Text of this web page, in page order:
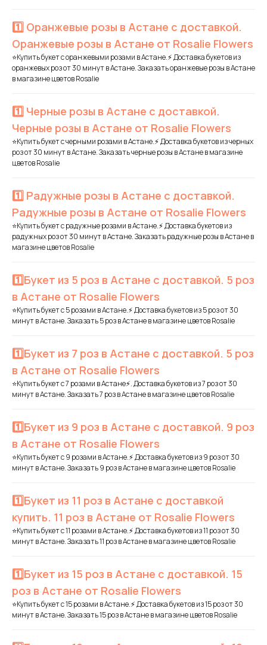
1️⃣ Оранжевые розы в Астане с доставкой.
Оранжевые розы в Астане от Rosalie Flowers
⭐Купить букет с оранжевыми розами в Астане.⚡ Доставка букетов из
оранжевых роз от 30 минут в Астане. Заказать оранжевые розы в Астане
в магазине цветов Rosalie
1️⃣ Черные розы в Астане с доставкой.
Черные розы в Астане от Rosalie Flowers
⭐Купить букет с черными розами в Астане.⚡ Доставка букетов из черных
роз от 30 минут в Астане. Заказать черные розы в Астане в магазине
цветов Rosalie
1️⃣ Радужные розы в Астане с доставкой.
Радужные розы в Астане от Rosalie Flowers
⭐Купить букет с радужные розами в Астане.⚡ Доставка букетов из
радужных роз от 30 минут в Астане. Заказать радужные розы в Астане в
магазине цветов Rosalie
1️⃣Букет из 5 роз в Астане с доставкой. 5 роз
в Астане от Rosalie Flowers
⭐Купить букет с 5 розами в Астане.⚡ Доставка букетов из 5 роз от 30
минут в Астане. Заказать 5 роз в Астане в магазине цветов Rosalie
1️⃣Букет из 7 роз в Астане с доставкой. 5 роз
в Астане от Rosalie Flowers
⭐Купить букет с 7 розами в Астане⚡. Доставка букетов из 7 роз от 30
минут в Астане. Заказать 7 роз в Астане в магазине цветов Rosalie
1️⃣Букет из 9 роз в Астане с доставкой. 9 роз
в Астане от Rosalie Flowers
⭐Купить букет с 9 розами в Астане.⚡ Доставка букетов из 9 роз от 30
минут в Астане. Заказать 9 роз в Астане в магазине цветов Rosalie
1️⃣Букет из 11 роз в Астане с доставкой
купить. 11 роз в Астане от Rosalie Flowers
⭐Купить букет с 11 розами в Астане.⚡ Доставка букетов из 11 роз от 30
минут в Астане. Заказать 11 роз в Астане в магазине цветов Rosalie
1️⃣Букет из 15 роз в Астане с доставкой. 15
роз в Астане от Rosalie Flowers
⭐Купить букет с 15 розами в Астане.⚡ Доставка букетов из 15 роз от 30
минут в Астане. Заказать 15 роз в Астане в магазине цветов Rosalie